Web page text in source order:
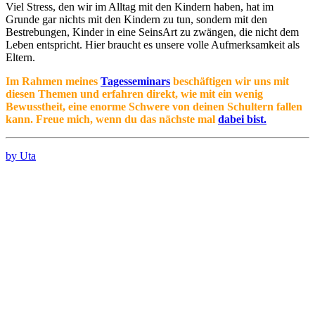
Viel Stress, den wir im Alltag mit den Kindern haben, hat im
Grunde gar nichts mit den Kindern zu tun, sondern mit den
Bestrebungen, Kinder in eine SeinsArt zu zwängen, die nicht dem
Leben entspricht. Hier braucht es unsere volle Aufmerksamkeit als
Eltern.
Im Rahmen meines Tagesseminars beschäftigen wir uns mit
diesen Themen und erfahren direkt, wie mit ein wenig
Bewusstheit, eine enorme Schwere von deinen Schultern fallen
kann. Freue mich, wenn du das nächste mal dabei bist.
by Uta